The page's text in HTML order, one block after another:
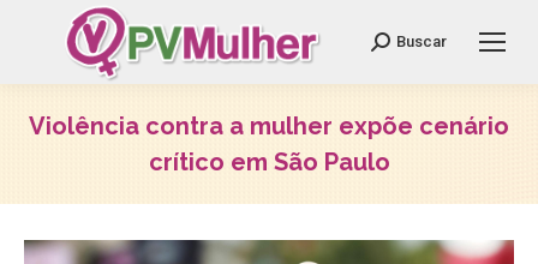
Search:
Buscar
Violência contra a mulher expõe cenário
crítico em São Paulo